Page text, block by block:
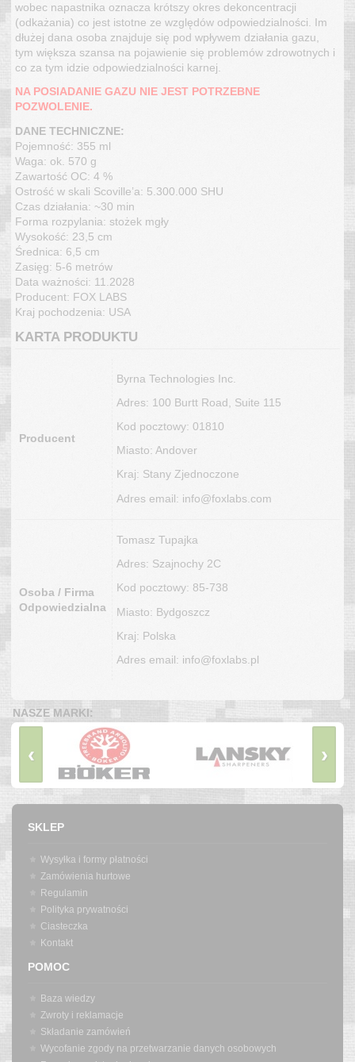
wobec napastnika oznacza krótszy okres dekoncentracji
(odkażania) co jest istotne ze względów odpowiedzialności. Im
dłużej dana osoba znajduje się pod wpływem działania gazu,
tym większa szansa na pojawienie się problemów zdrowotnych i
co za tym idzie odpowiedzialności karnej.
NA POSIADANIE GAZU NIE JEST POTRZEBNE
POZWOLENIE.
DANE TECHNICZNE:
Pojemność: 355 ml
Waga: ok. 570 g
Zawartość OC: 4 %
Ostrość w skali Scoville’a: 5.300.000 SHU
Czas działania: ~30 min
Forma rozpylania: stożek mgły
Wysokość: 23,5 cm
Średnica: 6,5 cm
Zasięg: 5-6 metrów
Data ważności: 11.2028
Producent: FOX LABS
Kraj pochodzenia: USA
KARTA PRODUKTU
Producent
Byrna Technologies Inc.
Adres: 100 Burtt Road, Suite 115
Kod pocztowy: 01810
Miasto: Andover
Kraj: Stany Zjednoczone
Adres email: info@foxlabs.com
Osoba / Firma
Odpowiedzialna
Tomasz Tupajka
Adres: Szajnochy 2C
Kod pocztowy: 85-738
Miasto: Bydgoszcz
Kraj: Polska
Adres email: info@foxlabs.pl
NASZE MARKI:
‹ ›
SKLEP
Wysyłka i formy płatności
Zamówienia hurtowe
Regulamin
Polityka prywatności
Ciasteczka
Kontakt
POMOC
Baza wiedzy
Zwroty i reklamacje
Składanie zamówień
Wycofanie zgody na przetwarzanie danych osobowych